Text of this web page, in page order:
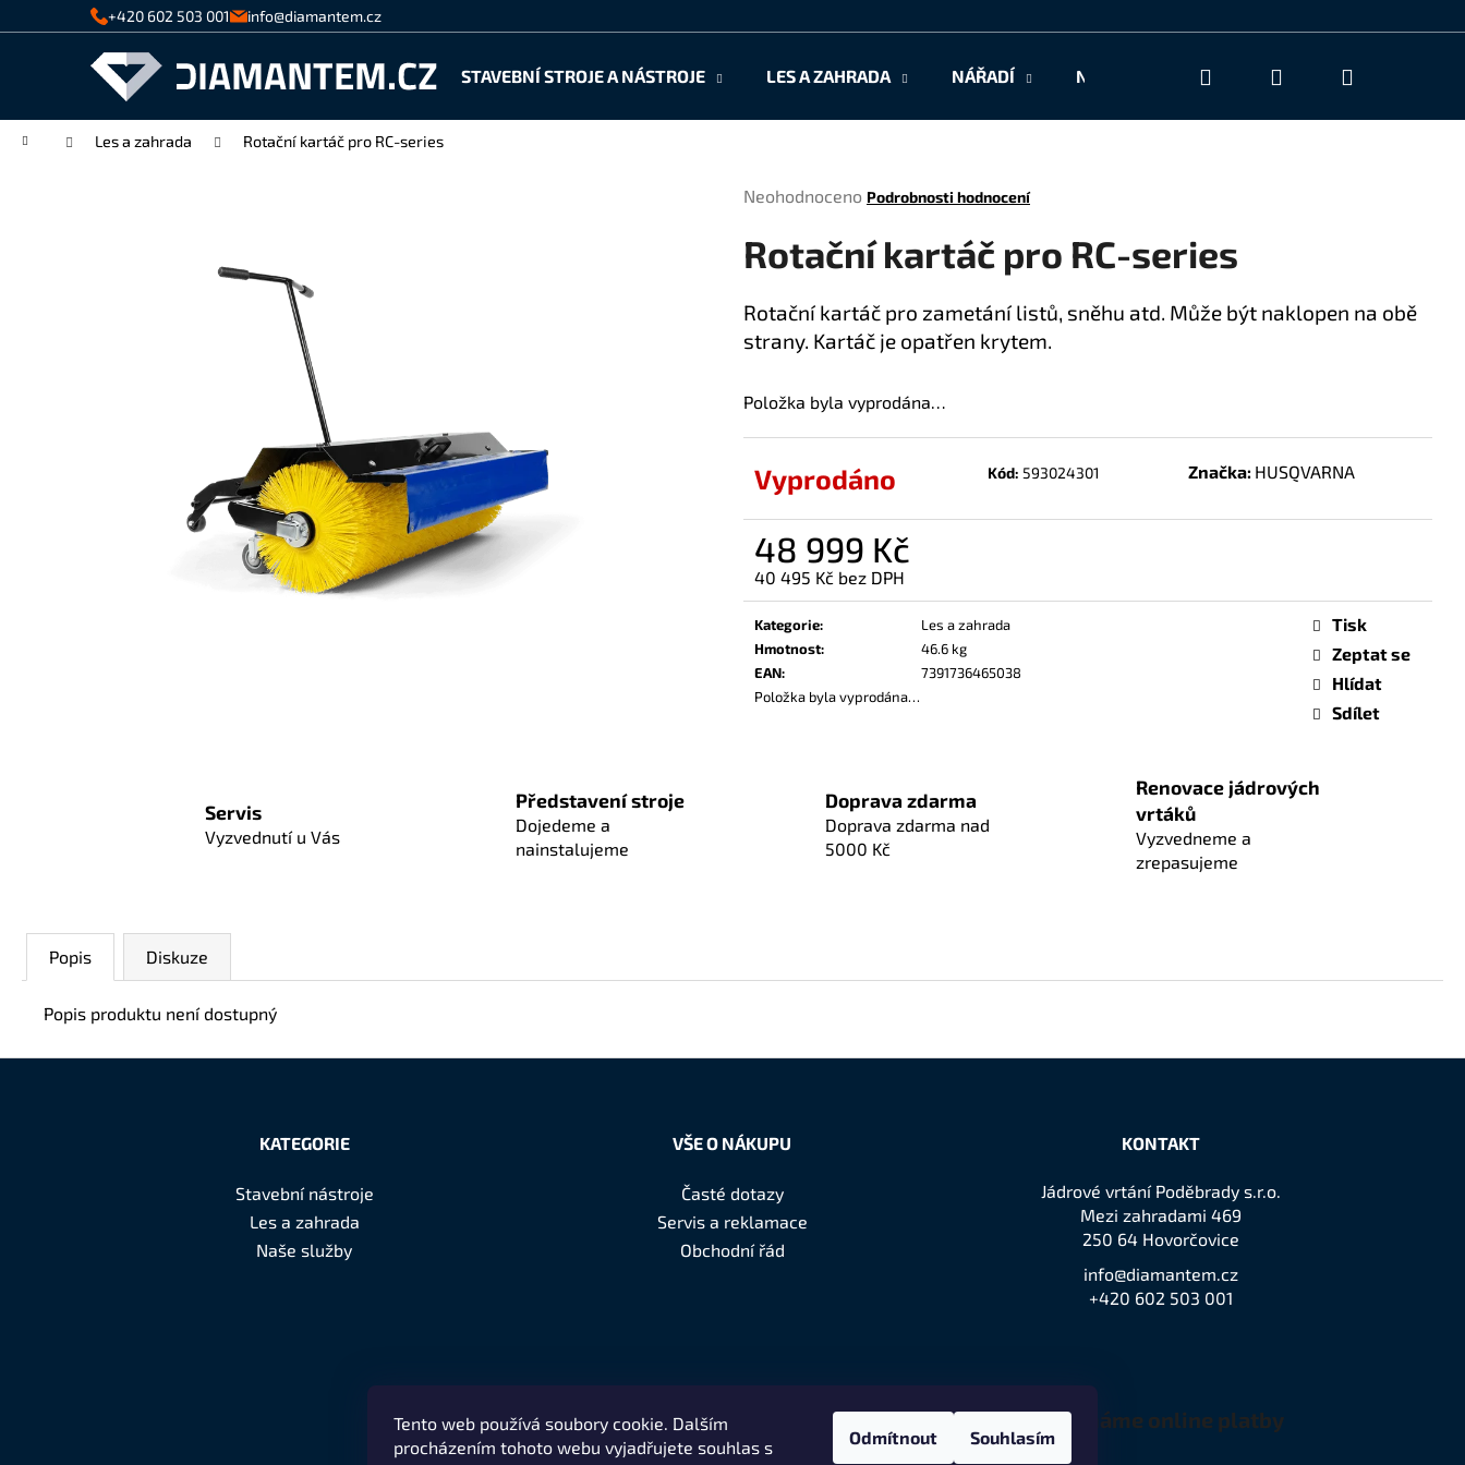
Tento web používá soubory cookie. Dalším
procházením tohoto webu vyjadřujete souhlas s
Odmítnout Souhlasím
na
+420 602 503 001 info@diamantem.cz
STAVEBNÍ STROJE A NÁSTROJE LES A ZAHRADA NÁŘADÍ NAŠE SLUŽBY KONTAKT
Hledat Přihlášení
Domů Les a zahrada Rotační kartáč pro RC-series
Průměrné
produktu
je
z
5
Neohodnoceno Podrobnosti hodnocení
Rotační kartáč pro RC-series
Rotační kartáč pro zametání listů, sněhu atd. Může být naklopen na obě
strany. Kartáč je opatřen krytem.
Položka byla vyprodána…
Vyprodáno Kód: 593024301 Značka: HUSQVARNA
48 999 Kč
40 495 Kč bez DPH
Měrná
cena:
Kategorie:
Les a zahrada
Hmotnost:
46.6 kg
EAN:
7391736465038
Položka byla vyprodána…
Tisk
Zeptat se
Hlídat
Sdílet
Servis
Vyzvednutí u Vás
Představení stroje
Dojedeme a
nainstalujeme
Doprava zdarma
Doprava zdarma nad
5000 Kč
Renovace jádrových
vrtáků
Vyzvedneme a
zrepasujeme
Popis Diskuze
Popis produktu není dostupný
o
k
Zpět
obchodu
Zpět
obchodu
Co potřebujete najít?
HLEDAT
KATEGORIE
Stavební nástroje
Les a zahrada
Naše služby
VŠE O NÁKUPU
Časté dotazy
Servis a reklamace
Obchodní řád
KONTAKT
Jádrové vrtání Poděbrady s.r.o.
Mezi zahradami 469
250 64 Hovorčovice
info@diamantem.cz
+420 602 503 001
Přijímáme online platby